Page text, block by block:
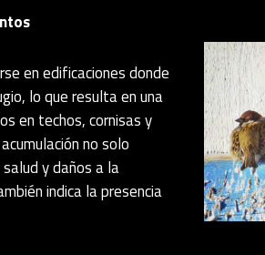
en edificaciones donde
lo que resulta en una
en techos, cornisas y
no solo
y daños a la
indica la presencia